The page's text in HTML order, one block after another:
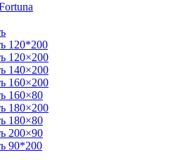
120*200
120×200
140×200
160×200
160×80
180×200
180×80
200×90
90*200